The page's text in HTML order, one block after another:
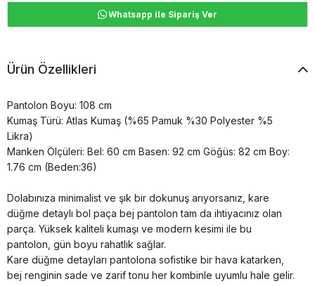
Whatsapp ile Sipariş Ver
Ürün Özellikleri
Pantolon Boyu: 108 cm
Kumaş Türü: Atlas Kumaş (%65 Pamuk %30 Polyester %5
Likra)
Manken Ölçüleri: Bel: 60 cm Basen: 92 cm Göğüs: 82 cm Boy:
1.76 cm (Beden:36)
Dolabınıza minimalist ve şık bir dokunuş arıyorsanız, kare
düğme detaylı bol paça bej pantolon tam da ihtiyacınız olan
parça. Yüksek kaliteli kumaşı ve modern kesimi ile bu
pantolon, gün boyu rahatlık sağlar.
Kare düğme detayları pantolona sofistike bir hava katarken,
bej renginin sade ve zarif tonu her kombinle uyumlu hale gelir.